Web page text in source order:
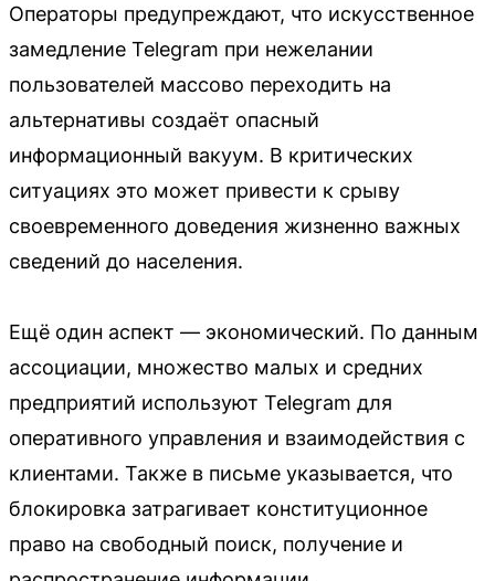
Операторы предупреждают, что искусственное
замедление Telegram при нежелании
пользователей массово переходить на
альтернативы создаёт опасный
информационный вакуум. В критических
ситуациях это может привести к срыву
своевременного доведения жизненно важных
сведений до населения.
Ещё один аспект — экономический. По данным
ассоциации, множество малых и средних
предприятий используют Telegram для
оперативного управления и взаимодействия с
клиентами. Также в письме указывается, что
блокировка затрагивает конституционное
право на свободный поиск, получение и